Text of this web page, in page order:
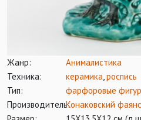
Жанр:
Анималистика
Техника:
керамика,роспись
Тип:
фарфоровые
Производитель:Конаковский